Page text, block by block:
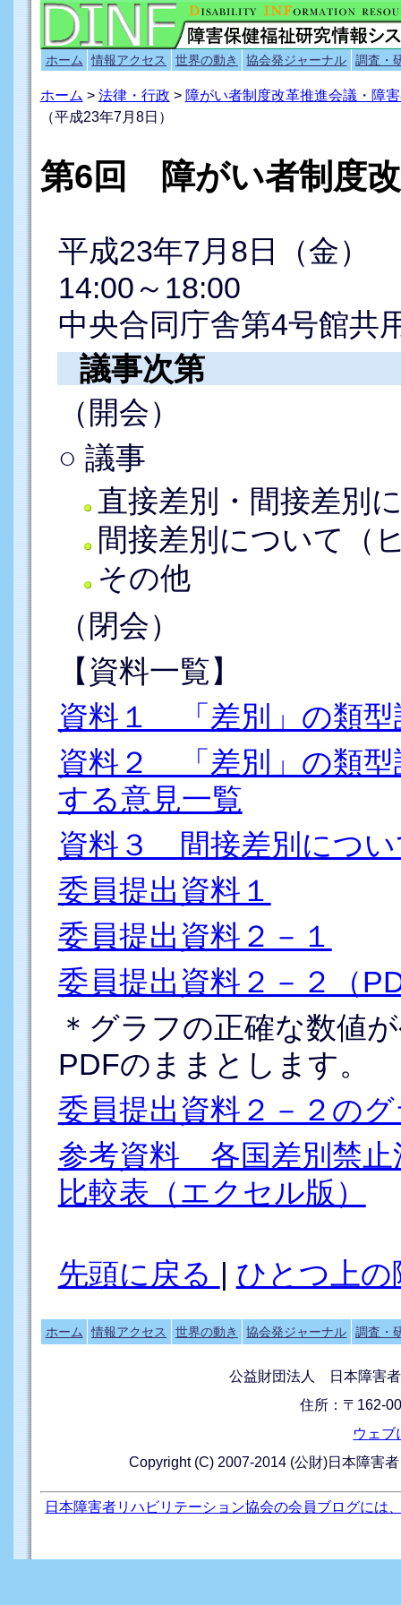
ホーム 情報アクセス 世界の動き 協会発ジャーナル 調査・
ホーム > 法律・行政 > 障がい者制度改革推進会議・障
（平成23年7月8日）
第6回 障がい者制度
平成23年7月8日（金）
14:00～18:00
中央合同庁舎第4号館共
議事次第
（開会）
○ 議事
直接差別・間接差別
間接差別について（
その他
（閉会）
【資料一覧】
資料１ 「差別」の類型
資料２ 「差別」の類型
する意見一覧
資料３ 間接差別につい
委員提出資料１
委員提出資料２－１
委員提出資料２－２（
＊グラフの正確な数値
PDFのままとします。
委員提出資料２－２の
参考資料 各国差別禁止
比較表（エクセル版）
先頭に戻る ひとつ上の
ホーム 情報アクセス 世界の動き 協会発ジャーナル 調査・
公益財団法人 日本障害
住所：〒162-
ウェブ
Copyright (C) 2007-2014 (公財)日本障害
日本障害者リハビリテーション協会の会員ブログには